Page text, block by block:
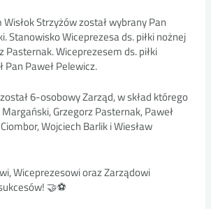
Strzyżów został wybrany Pan
Stanowisko Wiceprezesa ds. piłki nożnej
Pasternak. Wiceprezesem ds. piłki
Pan Paweł Pelewicz.
6-osobowy Zarząd, w skład którego
Grzegorz Pasternak, Paweł
Wojciech Barlik i Wiesław
Wiceprezesowi oraz Zarządowi
🤝⚽